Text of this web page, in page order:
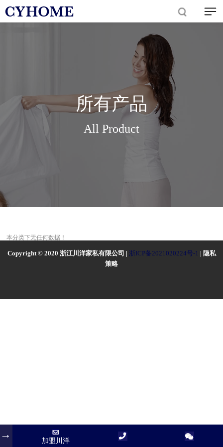
所有产品
All Product
本分类下无任何数据！
Copyright © 2020 浙江川洋家私有限公司 | 浙ICP备2021020224号-1 | 隐私
策略
加盟川洋
加盟川洋